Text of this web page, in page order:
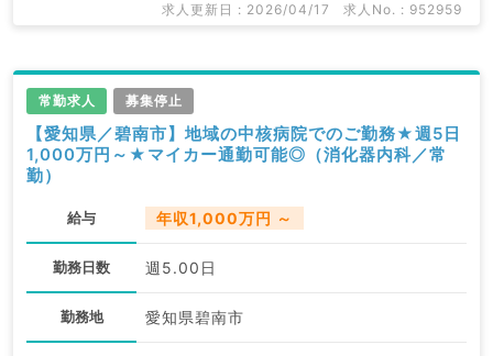
求人更新日 : 2026/04/17 求人No. : 952959
常勤求人 募集停止
【愛知県／碧南市】地域の中核病院でのご勤務★週5日
1,000万円～★マイカー通勤可能◎（消化器内科／常
勤）
給与 年収1,000万円 ～
勤務日数 週5.00日
勤務地 愛知県碧南市